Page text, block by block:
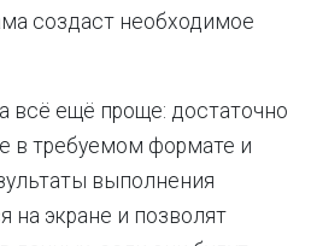
создаст необходимое
всё ещё проще: достаточно
в требуемом формате и
выполнения
на экране и позволят